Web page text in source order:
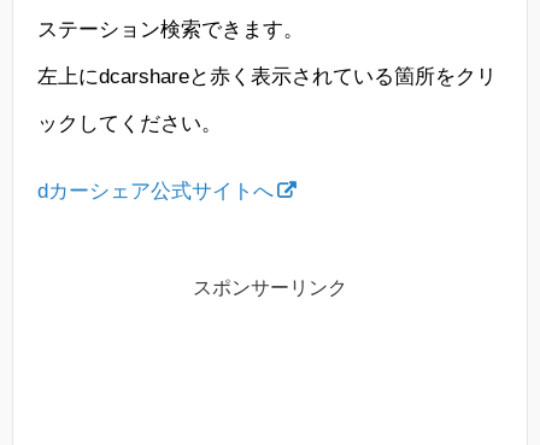
ステーション検索できます。
左上にdcarshareと赤く表示されている箇所をクリ
ックしてください。
dカーシェア公式サイトへ
スポンサーリンク